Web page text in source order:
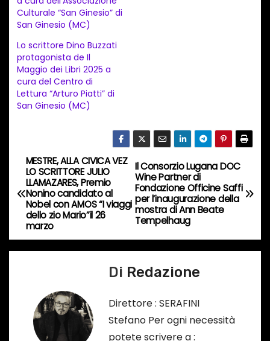
m
e
t
o
i
n
r
s
o
…
Culturale “San Ginesio” di
San Ginesio (MC)
Lo scrittore Dino Buzzati
protagonista de Il
Maggio dei Libri 2025 a
cura del Centro di
Lettura “Arturo Piatti” di
San Ginesio (MC)
N
a
v
i
Il Consorzio Lugana DOC
Wine Partner di
Fondazione Officine Saffi
per l’inaugurazione della
mostra di Ann Beate
Tempelhaug
MESTRE, ALLA CIVICA VEZ
LO SCRITTORE JULIO
LLAMAZARES, Premio
Nonino candidato al
Nobel con AMOS “I viaggi
dello zio Mario”il 26
marzo
Di Redazione
Direttore : SERAFINI
Stefano Per ogni necessità
potete scrivere a :